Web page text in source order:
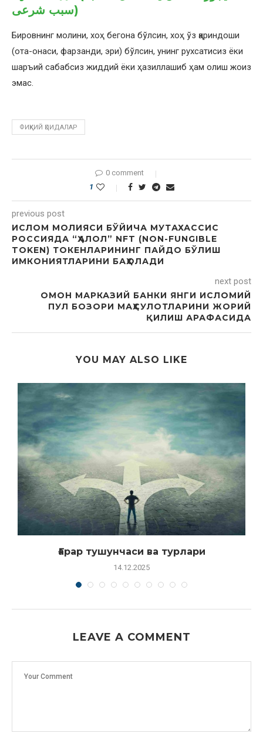
سبب شرعى)
Бировнинг молини, хоҳ бегона бўлсин, хоҳ ўз қариндоши
(ота-онаси, фарзанди, эри) бўлсин, унинг рухсатисиз ёки
шаръий сабабсиз жиддий ёки ҳазиллашиб ҳам олиш жоиз
эмас.
ФИҚҲИЙ ҚОИДАЛАР
0 comment
1
previous post
ИСЛОМ МОЛИЯСИ БЎЙИЧА МУТАХАССИС
РОССИЯДА “ҲАЛОЛ” NFT (NON-FUNGIBLE
TOKEN) ТОКЕНЛАРИНИНГ ПАЙДО БЎЛИШ
ИМКОНИЯТЛАРИНИ БАҲОЛАДИ
next post
ОМОН МАРКАЗИЙ БАНКИ ЯНГИ ИСЛОМИЙ
ПУЛ БОЗОРИ МАҲСУЛОТЛАРИНИ ЖОРИЙ
ҚИЛИШ АРАФАСИДА
YOU MAY ALSO LIKE
Ғарар тушунчаси ва турлари
14.12.2025
LEAVE A COMMENT